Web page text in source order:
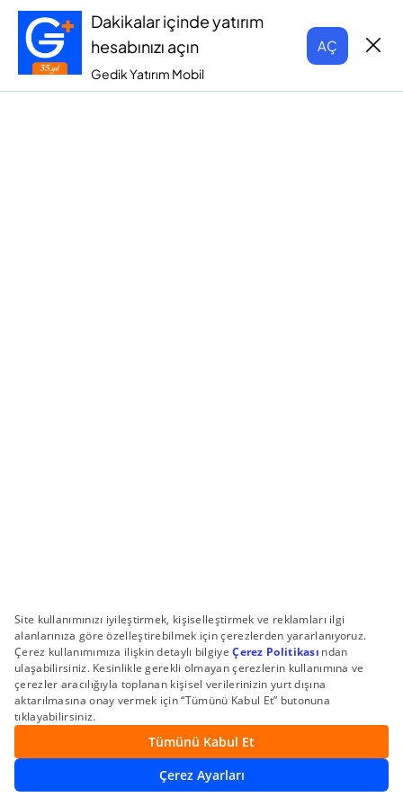
Dakikalar içinde yatırım
hesabınızı açın
Gedik Yatırım Mobil
AÇ